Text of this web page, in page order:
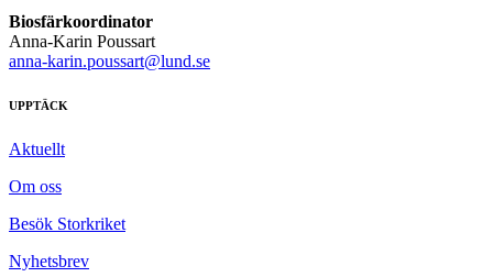
Biosfärkoordinator
Anna-Karin Poussart
anna-karin.poussart@lund.se
UPPTÄCK
Aktuellt
Om oss
Besök Storkriket
Nyhetsbrev